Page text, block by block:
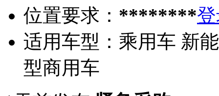
位置要求： ********
适用车型： 乘用车 新
型商用车